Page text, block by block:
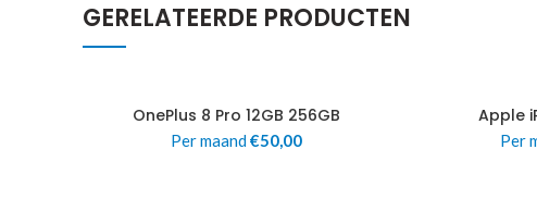
GERELATEERDE PRODUCTEN
OnePlus 8 Pro 12GB 256GB
Per maand€50,00
Apple
Per